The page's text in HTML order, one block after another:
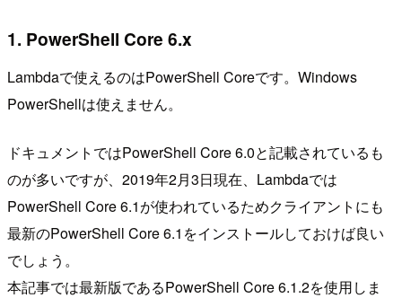
1. PowerShell Core 6.x
Lambdaで使えるのはPowerShell Coreです。Windows
PowerShellは使えません。
ドキュメントではPowerShell Core 6.0と記載されているも
のが多いですが、2019年2月3日現在、Lambdaでは
PowerShell Core 6.1が使われているためクライアントにも
最新のPowerShell Core 6.1をインストールしておけば良い
でしょう。
本記事では最新版であるPowerShell Core 6.1.2を使用しま